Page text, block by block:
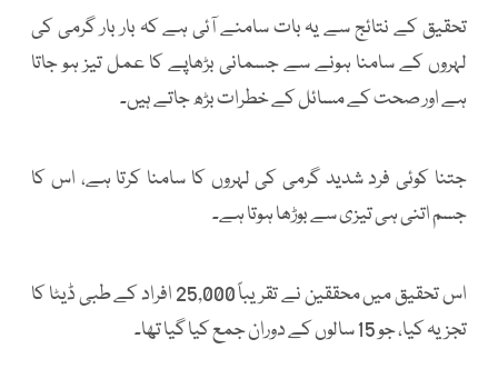
تحقیق کے نتائج سے یہ بات سامنے آئی ہے کہ بار بار گرمی کی
لہروں کے سامنا ہونے سے جسمانی بڑھاپے کا عمل تیز ہو جاتا
ہے اور صحت کے مسائل کے خطرات بڑھ جاتے ہیں۔
جتنا کوئی فرد شدید گرمی کی لہروں کا سامنا کرتا ہے، اس کا
جسم اتنی ہی تیزی سے بوڑھا ہوتا ہے۔
اس تحقیق میں محققین نے تقریباً 25,000 افراد کے طبی ڈیٹا کا
تجزیہ کیا، جو 15 سالوں کے دوران جمع کیا گیا تھا۔